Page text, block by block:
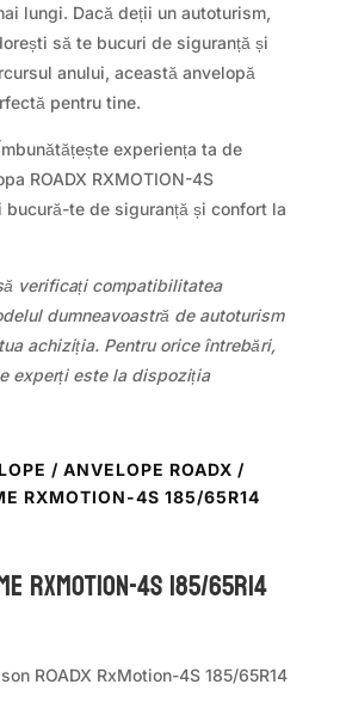
lungi. Dacă deții un autoturism,
să te bucuri de siguranță și
anului, această anvelopă
pentru tine.
experiența ta de
ROADX RXMOTION-4S
bucură-te de siguranță și confort la
verificați compatibilitatea
dumneavoastră de autoturism
achiziția. Pentru orice întrebări,
experți este la dispoziția
/ ANVELOPE ROADX /
RXMOTION-4S 185/65R14
RXMOTION-4S 185/65R14
ROADX RxMotion-4S 185/65R14